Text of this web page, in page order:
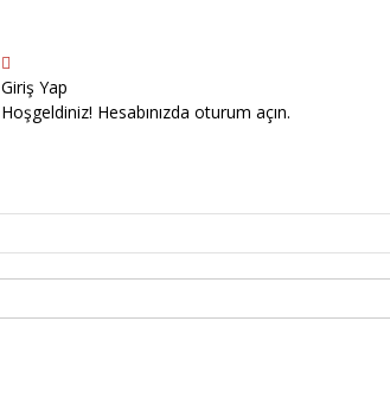
Giriş Yap
Hoşgeldiniz! Hesabınızda oturum açın.